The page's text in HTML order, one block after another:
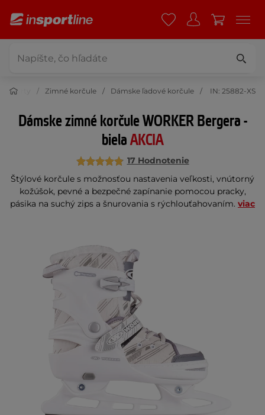
športy Zimné korčule Dámske ľadové korčule IN: 25882-XS
Dámske zimné korčule WORKER Bergera -
bielaAKCIA
17 Hodnotenie
Štýlové korčule s možnosťou nastavenia veľkosti, vnútorný
kožúšok, pevné a bezpečné zapínanie pomocou pracky,
pásika na suchý zips a šnurovania s rýchlouťahovaním. viac